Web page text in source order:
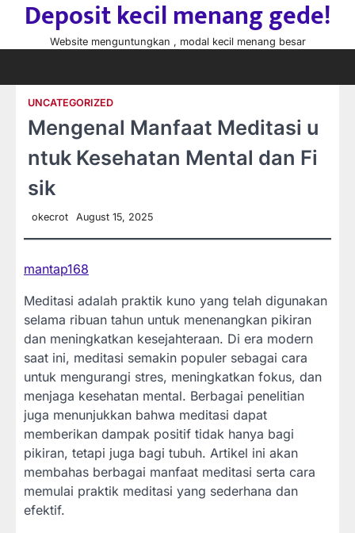
content
Deposit kecil menang gede!
Website menguntungkan , modal kecil menang besar
UNCATEGORIZED
Mengenal Manfaat Meditasi u
ntuk Kesehatan Mental dan Fi
sik
okecrot August 15, 2025
mantap168
Meditasi adalah praktik kuno yang telah digunakan
selama ribuan tahun untuk menenangkan pikiran
dan meningkatkan kesejahteraan. Di era modern
saat ini, meditasi semakin populer sebagai cara
untuk mengurangi stres, meningkatkan fokus, dan
menjaga kesehatan mental. Berbagai penelitian
juga menunjukkan bahwa meditasi dapat
memberikan dampak positif tidak hanya bagi
pikiran, tetapi juga bagi tubuh. Artikel ini akan
membahas berbagai manfaat meditasi serta cara
memulai praktik meditasi yang sederhana dan
efektif.